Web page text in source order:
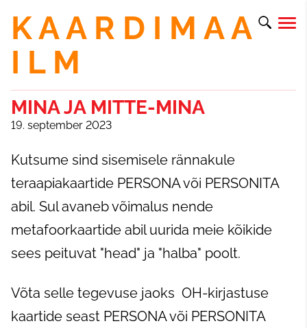
K A A R D I M A A
I L M
MINA JA MITTE-MINA
19. september 2023
Kutsume sind sisemisele rännakule
teraapiakaartide PERSONA või PERSONITA
abil. Sul avaneb võimalus nende
metafoorkaartide abil uurida meie kõikide
sees peituvat "head" ja "halba" poolt.
Võta selle tegevuse jaoks OH-kirjastuse
kaartide seast PERSONA või PERSONITA